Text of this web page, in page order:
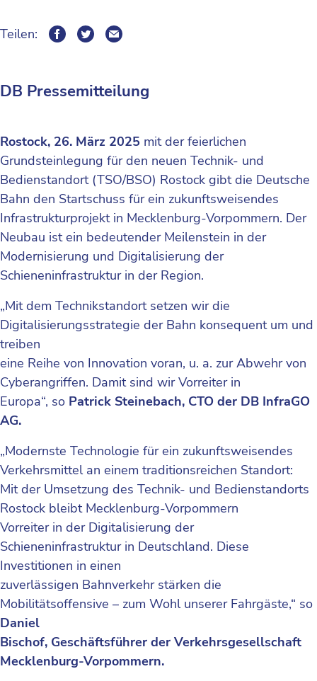
Teilen:
DB Pressemitteilung
Rostock, 26. März 2025 mit der feierlichen
Grundsteinlegung für den neuen Technik- und
Bedienstandort (TSO/BSO) Rostock gibt die Deutsche
Bahn den Startschuss für ein zukunftsweisendes
Infrastrukturprojekt in Mecklenburg-Vorpommern. Der
Neubau ist ein bedeutender Meilenstein in der
Modernisierung und Digitalisierung der
Schieneninfrastruktur in der Region.
„Mit dem Technikstandort setzen wir die
Digitalisierungsstrategie der Bahn konsequent um und
treiben
eine Reihe von Innovation voran, u. a. zur Abwehr von
Cyberangriffen. Damit sind wir Vorreiter in
Europa“, so Patrick Steinebach, CTO der DB InfraGO
AG.
„Modernste Technologie für ein zukunftsweisendes
Verkehrsmittel an einem traditionsreichen Standort:
Mit der Umsetzung des Technik- und Bedienstandorts
Rostock bleibt Mecklenburg-Vorpommern
Vorreiter in der Digitalisierung der
Schieneninfrastruktur in Deutschland. Diese
Investitionen in einen
zuverlässigen Bahnverkehr stärken die
Mobilitätsoffensive – zum Wohl unserer Fahrgäste,“ so
Daniel
Bischof, Geschäftsführer der Verkehrsgesellschaft
Mecklenburg-Vorpommern.